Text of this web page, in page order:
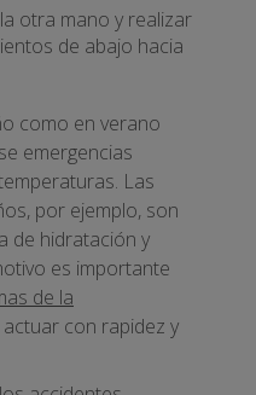
otra mano y realizar
de abajo hacia
como en verano
emergencias
Las
por ejemplo, son
de hidratación y
es importante
de la
con rapidez y